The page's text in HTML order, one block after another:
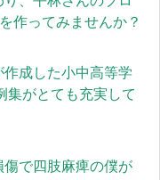
作ってみませんか？
成した小中高等学
集がとても充実して
で四肢麻痺の僕が